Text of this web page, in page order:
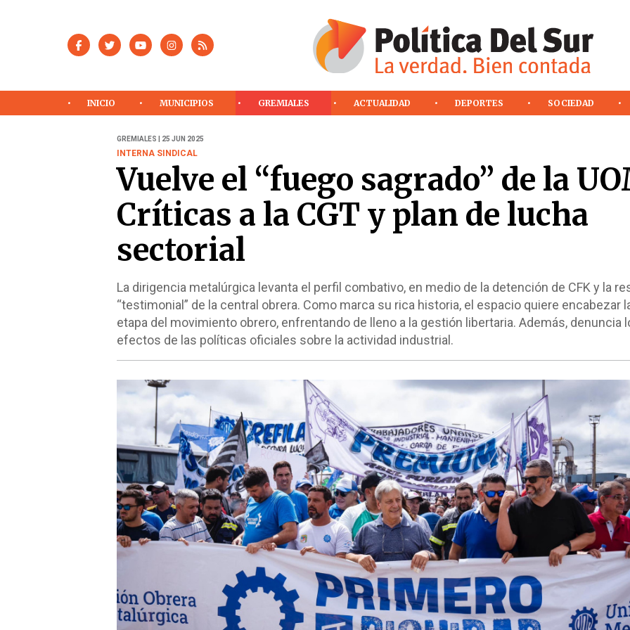
INICIO MUNICIPIOS GREMIALES ACTUALIDAD DEPORTES SOCIEDAD
GREMIALES | 25 JUN 2025
INTERNA SINDICAL
Vuelve el “fuego sagrado” de la
Críticas a la CGT y plan de lucha
sectorial
La dirigencia metalúrgica levanta el perfil combativo, en medio de la detención de CFK y la
“testimonial” de la central obrera. Como marca su rica historia, el espacio quiere encabezar
etapa del movimiento obrero, enfrentando de lleno a la gestión libertaria. Además, denuncia
efectos de las políticas oficiales sobre la actividad industrial.